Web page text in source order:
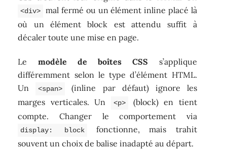
<div>
mal fermé ou un élément inline placé là
où un élément block est attendu suffit à
décaler toute une mise en page.
Le modèle de boîtes CSS s’applique
différemment selon le type d’élément HTML.
Un
<span>
(inline par défaut) ignore les
marges verticales. Un
<p>
(block) en tient
compte. Changer le comportement via
display: block
fonctionne, mais trahit
souvent un choix de balise inadapté au départ.